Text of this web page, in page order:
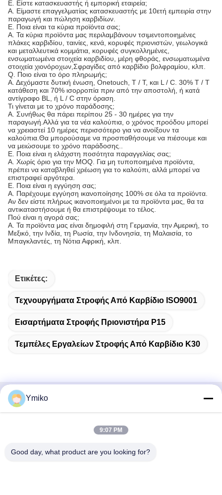
Ε. Είστε κατασκευαστής ή εμπορική εταιρεία;
Α. Είμαστε επαγγελματίας κατασκευαστής με 10ετή εμπειρία στην
παραγωγή και πώληση καρβιδίων.
Ε. Ποια είναι τα κύρια προϊόντα σας;
Α. Τα κύρια προϊόντα μας περιλαμβάνουν τσιμεντοποιημένες
πλάκες καρβιδίου, ταινίες, κενά, κορυφές πριονιστών, γεωλογικά
και μεταλλευτικά κομμάτια, κορυφές συγκολλημένες,
ενσωματωμένα στοιχεία καρβιδίου, μέρη φθοράς, ενσωματωμένα
στοιχεία χιονόροχων,Σφραγίδες από καρβίδιο βολφραμίου, κλπ.
Q. Ποιο είναι το όρο πληρωμής;
Α. Δεχόμαστε δυτική ένωση, Onetouch, T / T, και L / C. 30% T / T
κατάθεση και 70% ισορροπία πριν από την αποστολή, ή κατά
αντίγραφο BL, ή L / C στην όραση.
Τι γίνεται με το χρόνο παράδοσης;
Α. Συνήθως θα πάρει περίπου 25 - 30 ημέρες για την
παραγωγή.Αλλά για τα νέα καλούπια, ο χρόνος προόδου μπορεί
να χρειαστεί 10 ημέρες περισσότερο για να ανοίξουν τα
καλούπια.Θα μπορούσαμε να προσπαθήσουμε να πιέσουμε και
να μειώσουμε το χρόνο παράδοσης..
Ε. Ποια είναι η ελάχιστη ποσότητα παραγγελίας σας;
Α. Χωρίς όριο για την MOQ. Για μη τυποποιημένα προϊόντα,
πρέπει να καταβληθεί χρέωση για το καλούπι, αλλά μπορεί να
επιστραφεί αργότερα.
Ε. Ποια είναι η εγγύηση σας;
Α. Παρέχουμε εγγύηση ικανοποίησης 100% σε όλα τα προϊόντα.
Αν δεν είστε πλήρως ικανοποιημένοι με τα προϊόντα μας, θα τα
αντικαταστήσουμε ή θα επιστρέψουμε το τέλος.
Πού είναι η αγορά σας;
Α. Τα προϊόντα μας είναι δημοφιλή στη Γερμανία, την Αμερική, το
Μεξικό, την Ινδία, τη Ρωσία, την Ινδονησία, τη Μαλαισία, το
Μπαγκλαντές, τη Νότια Αφρική, κλπ.
Ετικέτες:
Τεχνουργήματα Στροφής Από Καρβίδιο ISO9001
Εισαρτήματα Στροφής Πριονιστήρα P15
Τεμπέλες Εργαλείων Στροφής Από Καρβίδιο K30
Γρήγορη επικοινωνία
Ανάπτυξης Αεροδρομίου Νοτιοδυτικά, Πόλη Chengdu,
Ymiko
9:07 PM
Good day, what product are you looking for?